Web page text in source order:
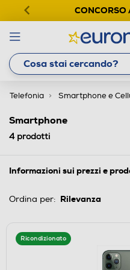
CONCORSO
Telefonia Smartphone e
Smartphone
4prodotti
Informazioni sui prezzi e
Ordina per:
Ricondizionato